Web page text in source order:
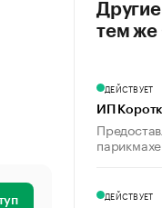
тем
ДЕЙСТВУЕТ
ИП
ДЕЙСТВУЕТ